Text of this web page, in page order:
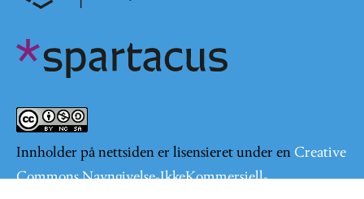
Innholder på nettsiden er lisensieret under en Creative
Commons Navngivelse-IkkeKommersiell-